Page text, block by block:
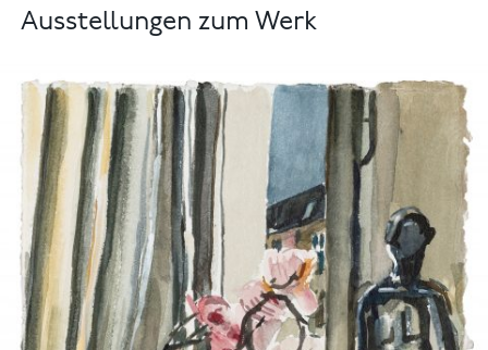
Ausstellungen zum Werk